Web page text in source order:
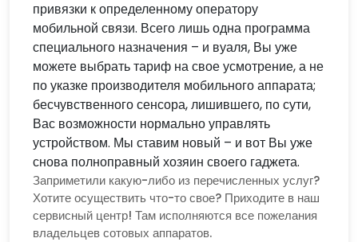
привязки к определенному оператору
мобильной связи. Всего лишь одна программа
специального назначения – и вуаля, Вы уже
можете выбрать тариф на свое усмотрение, а не
по указке производителя мобильного аппарата;
бесчувственного сенсора, лишившего, по сути,
Вас возможности нормально управлять
устройством. Мы ставим новый – и вот Вы уже
снова полноправный хозяин своего гаджета.
Заприметили какую-либо из перечисленных услуг?
Хотите осуществить что-то свое? Приходите в наш
сервисный центр! Там исполняются все пожелания
владельцев сотовых аппаратов.